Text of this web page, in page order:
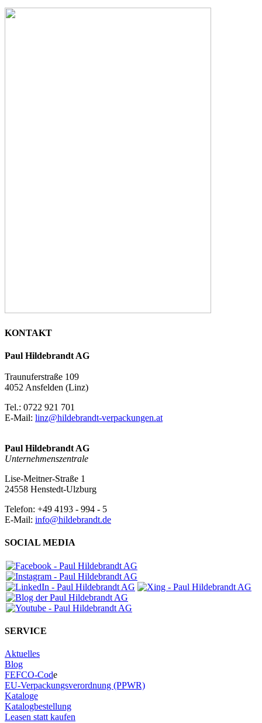
KONTAKT
Paul Hildebrandt AG
Traunuferstraße 109
4052 Ansfelden (Linz)
Tel.: 0722 921 701
E-Mail: linz@hildebrandt-verpackungen.at
Paul Hildebrandt AG
Unternehmenszentrale
Lise-Meitner-Straße 1
24558 Henstedt-Ulzburg
Telefon: +49 4193 - 994 - 5
E-Mail: info@hildebrandt.de
SOCIAL MEDIA
SERVICE
Aktuelles
Blog
FEFCO-Code
EU-Verpackungsverordnung (PPWR)
Kataloge
Katalogbestellung
Leasen statt kaufen